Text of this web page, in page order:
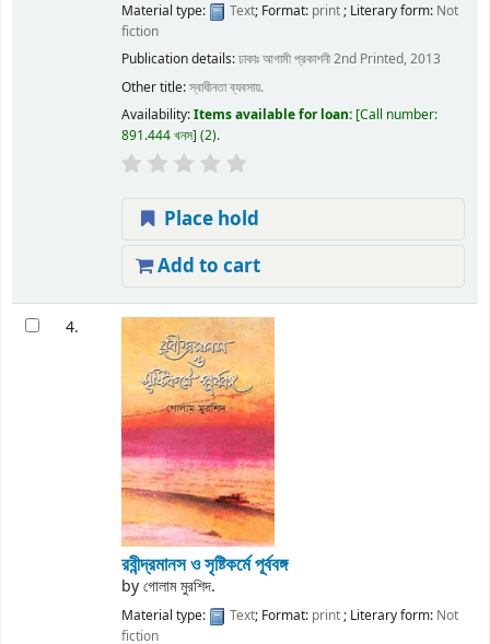
Material type: Text; Format: print; Literary form: Not
fiction
Publication details:ঢাকাঃআগামী প্রকাশনী2nd Printed, 2013
Other title:স্বাধীনতা ব্যবসায়.
Availability:Items available for loan: Call number:
891.444 খনস (2).
Place hold
Add to cart
4.
রবীন্দ্রমানস ও সৃষ্টিকর্মে পূর্ববঙ্গ
byগোলাম মুরশিদ.
Material type: Text; Format: print; Literary form: Not
fiction